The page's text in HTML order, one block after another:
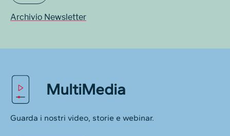
Archivio Newsletter
MultiMedia
Guarda i nostri video, storie e webinar.